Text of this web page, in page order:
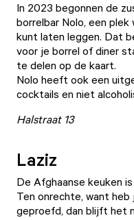
In 2023 begonnen de
borrelbar Nolo, een plek
kunt laten leggen. Dat
voor je borrel of diner
te delen op de kaart.
Nolo heeft ook een
cocktails en niet
Halstraat 13
Laziz
De Afghaanse keuken
Ten onrechte, want
geproefd, dan blijft het